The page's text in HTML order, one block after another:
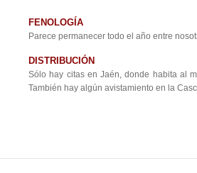
FENOLOGÍA
Parece permanecer todo el año entre
DISTRIBUCIÓN
Sólo hay citas en Jaén, donde habita al
También hay algún avistamiento en la